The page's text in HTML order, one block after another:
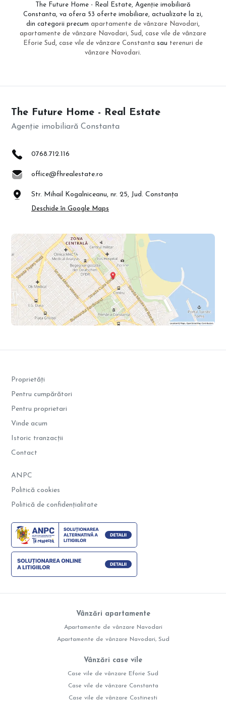
The Future Home - Real Estate, Agenție imobiliară
Constanta, va ofera 53 oferte imobiliare, actualizate la zi,
din categorii precum apartamente de vânzare Navodari,
apartamente de vânzare Navodari, Sud, case vile de vânzare
Eforie Sud, case vile de vânzare Constanta sau terenuri de
vânzare Navodari.
The Future Home - Real Estate
Agenție imobiliară Constanta
0768.712.116
office@fhrealestate.ro
Str. Mihail Kogalniceanu, nr. 25, Jud. Constanța
Deschide în Google Maps
Proprietăți
Pentru cumpărători
Pentru proprietari
Vinde acum
Istoric tranzacții
Contact
ANPC
Politică cookies
Politică de confidențialitate
Vânzări apartamente
Apartamente de vânzare Navodari
Apartamente de vânzare Navodari, Sud
Vânzări case vile
Case vile de vânzare Eforie Sud
Case vile de vânzare Constanta
Case vile de vânzare Costinesti